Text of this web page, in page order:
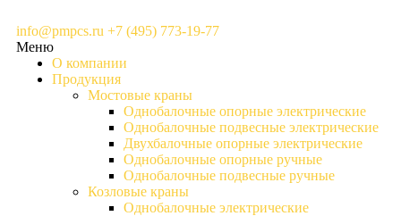
info@pmpcs.ru +7 (495) 773-19-77
Меню
О компании
Продукция
Мостовые краны
Однобалочные опорные электрические
Однобалочные подвесные электрические
Двухбалочные опорные электрические
Однобалочные опорные ручные
Однобалочные подвесные ручные
Козловые краны
Однобалочные электрические